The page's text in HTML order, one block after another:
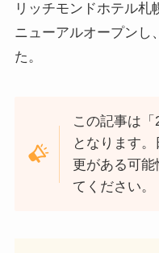
リッチモンドホテル札
ニューアルオープンし
た。
この記事は「
となります
更がある可
てください。